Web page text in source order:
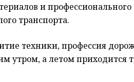
и
транспорта.
техники, профессия
утром, а летом